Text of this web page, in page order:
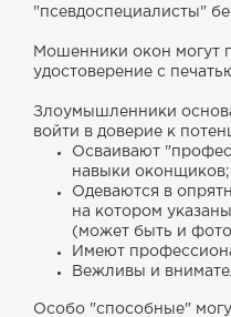
"псевдоспециалисты"
Мошенники окон могут
удостоверение с
Злоумышленники
войти в доверие к
Осваивают
навыки оконщиков;
Одеваются в
на котором
(может быть и
Имеют
Вежливы и
Особо "способные"